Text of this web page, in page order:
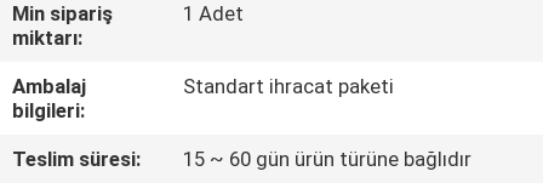
HAKKIMIZDA
FABRIKA
TURU
Min sipariş
miktarı:
1 Adet
Ambalaj
bilgileri:
Standart ihracat paketi
Teslim süresi:
15 ~ 60 gün ürün türüne bağlıdır